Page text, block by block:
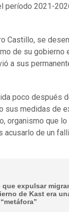
período 2021-
Castillo, se
de su gobierno
a sus
poco después
sus medidas de
organismo que
de un
que expulsar
de Kast era